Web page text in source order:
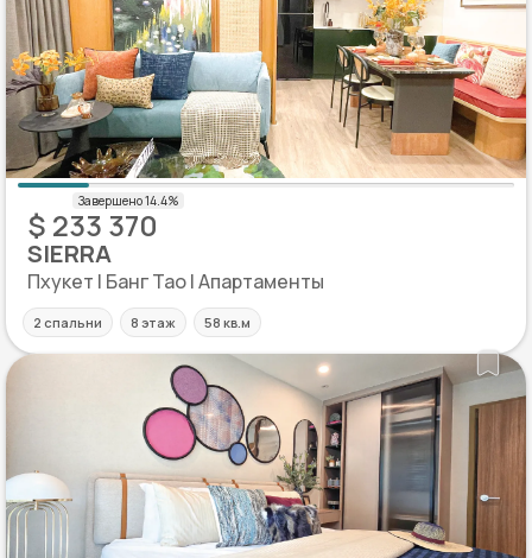
$ 233 370
SIERRA
Пхукет | Банг Тао | Апартаменты
2 спальни 8 этаж 58 кв.м